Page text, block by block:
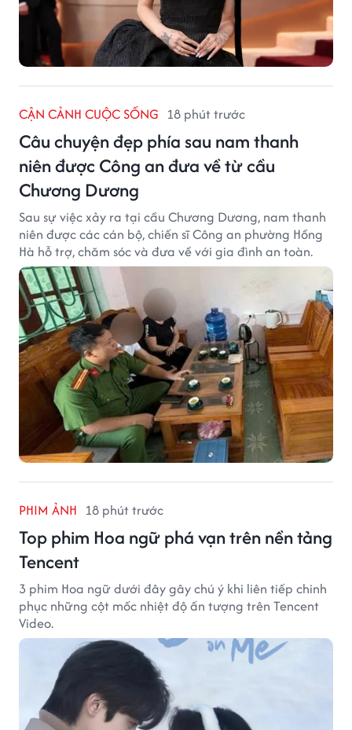
CẬN CẢNH CUỘC SỐNG 18 phút trước
Câu chuyện đẹp phía sau nam thanh
niên được Công an đưa về từ cầu
Chương Dương
Sau sự việc xảy ra tại cầu Chương Dương, nam thanh
niên được các cán bộ, chiến sĩ Công an phường Hồng
Hà hỗ trợ, chăm sóc và đưa về với gia đình an toàn.
PHIM ẢNH 18 phút trước
Top phim Hoa ngữ phá vạn trên nền tảng
Tencent
3 phim Hoa ngữ dưới đây gây chú ý khi liên tiếp chinh
phục những cột mốc nhiệt độ ấn tượng trên Tencent
Video.